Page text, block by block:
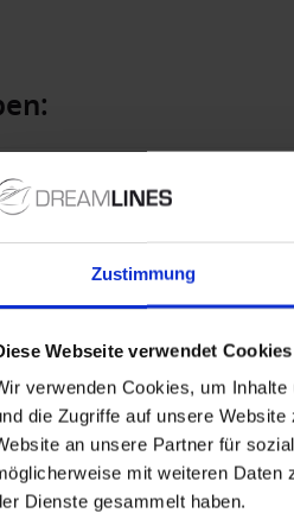
Zustimmung
Webseite verwendet Cookies
verwenden Cookies, um
die Zugriffe auf unsere
an unsere Partner für
mit weiteren Daten
Dienste gesammelt haben.
Nederland met de
geboekte hut
in- & ontschepen
faciliteiten aan boord, zoals
alles